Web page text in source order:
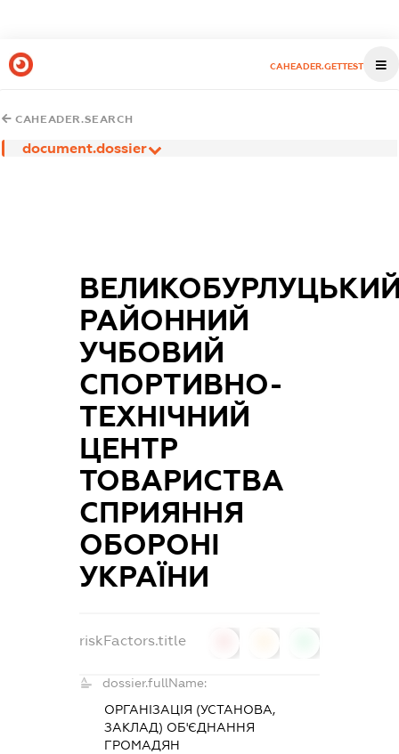
CAHEADER.GETTEST
CAHEADER.SEARCH
document.dossier
РАЙОННИЙ
УЧБОВИЙ
СПОРТИВНО-
ТЕХНІЧНИЙ
ЦЕНТР
ТОВАРИСТВА
СПРИЯННЯ
ОБОРОНІ
УКРАЇНИ
riskFactors.title
dossier.fullName:
ОРГАНІЗАЦІЯ (УСТАНОВА,
ЗАКЛАД) ОБ'ЄДНАННЯ
ГРОМАДЯН